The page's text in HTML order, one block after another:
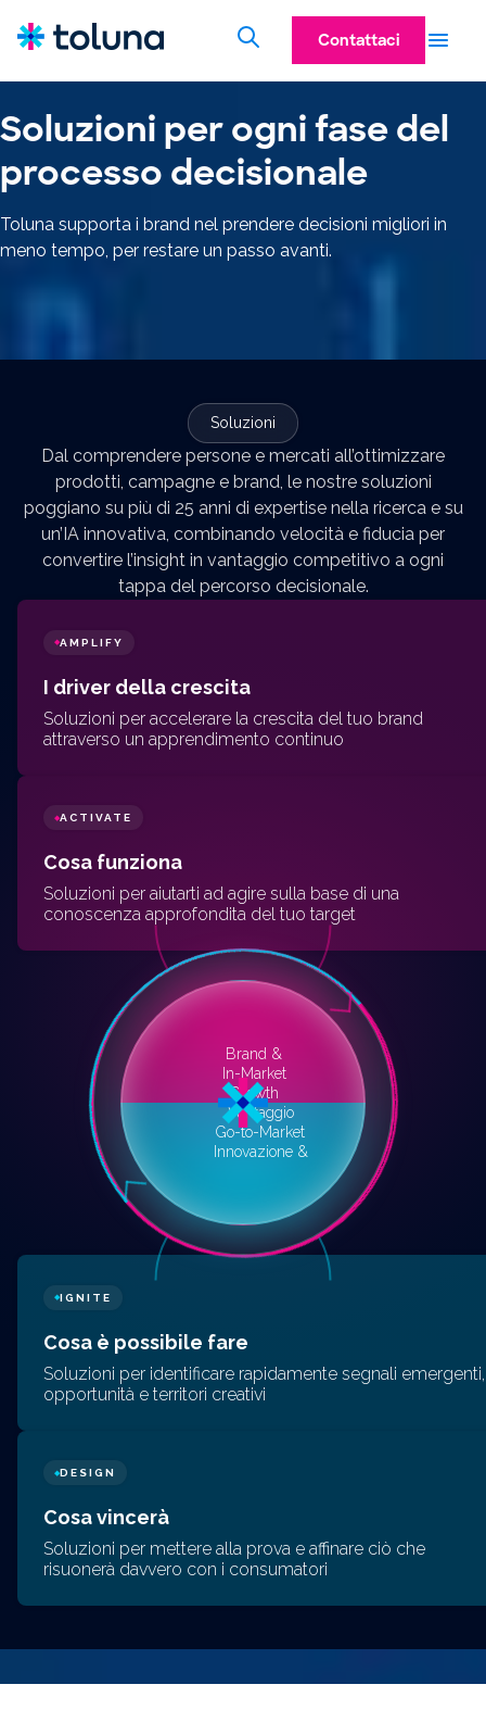
Contattaci
Soluzioni per ogni fase del
processo decisionale
Toluna supporta i brand nel prendere decisioni migliori in
meno tempo, per restare un passo avanti.
Soluzioni
Dal comprendere persone e mercati all’ottimizzare
prodotti, campagne e brand, le nostre soluzioni
poggiano su più di 25 anni di expertise nella ricerca e su
un’IA innovativa, combinando velocità e fiducia per
convertire l’insight in vantaggio competitivo a ogni
tappa del percorso decisionale.
◆AMPLIFY
I driver della crescita
Soluzioni per accelerare la crescita del tuo brand
attraverso un apprendimento continuo
◆ACTIVATE
Cosa funziona
Soluzioni per aiutarti ad agire sulla base di una
conoscenza approfondita del tuo target
Brand &
In-Market
Growth
Vantaggio
Go-to-Market
Innovazione &
◆IGNITE
Cosa è possibile fare
Soluzioni per identificare rapidamente segnali emergenti,
opportunità e territori creativi
◆DESIGN
Cosa vincerà
Soluzioni per mettere alla prova e affinare ciò che
risuonerà davvero con i consumatori